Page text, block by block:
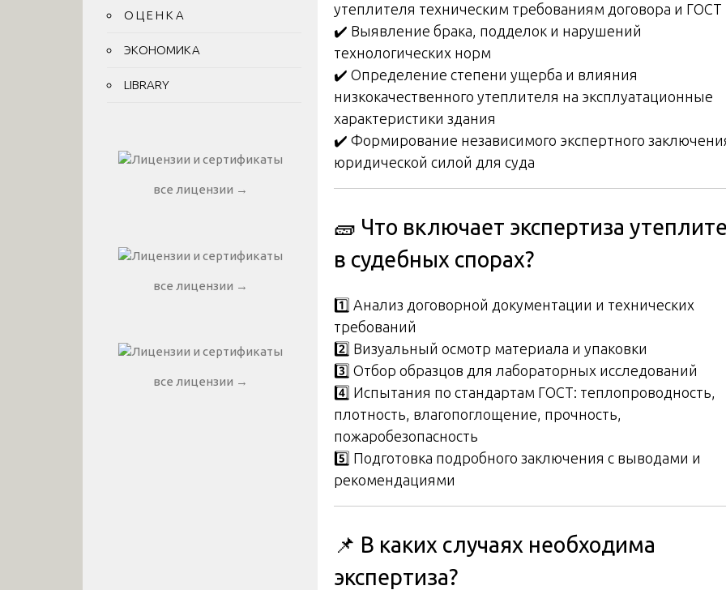
утеплителя техническим требованиям договора и ГОСТ
✔️ Выявление брака, подделок и нарушений
технологических норм
✔️ Определение степени ущерба и влияния
низкокачественного утеплителя на эксплуатационные
характеристики здания
✔️ Формирование независимого экспертного
юридической силой для суда
🧱 Что включает экспертиза
в судебных спорах?
1️⃣ Анализ договорной документации и технических
требований
2️⃣ Визуальный осмотр материала и упаковки
3️⃣ Отбор образцов для лабораторных исследований
4️⃣ Испытания по стандартам ГОСТ: теплопроводность,
плотность, влагопоглощение, прочность,
пожаробезопасность
5️⃣ Подготовка подробного заключения с выводами и
рекомендациями
📌 В каких случаях необходима
экспертиза?
О Ц Е Н К А
ЭКОНОМИКА
LIBRARY
все лицензии →
все лицензии →
все лицензии →